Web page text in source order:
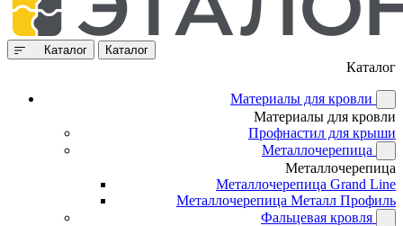
Каталог Каталог
Каталог
Материалы для кровли
Материалы для кровли
Профнастил для крыши
Металлочерепица
Металлочерепица
Металлочерепица Grand Line
Металлочерепица Металл Профиль
Фальцевая кровля